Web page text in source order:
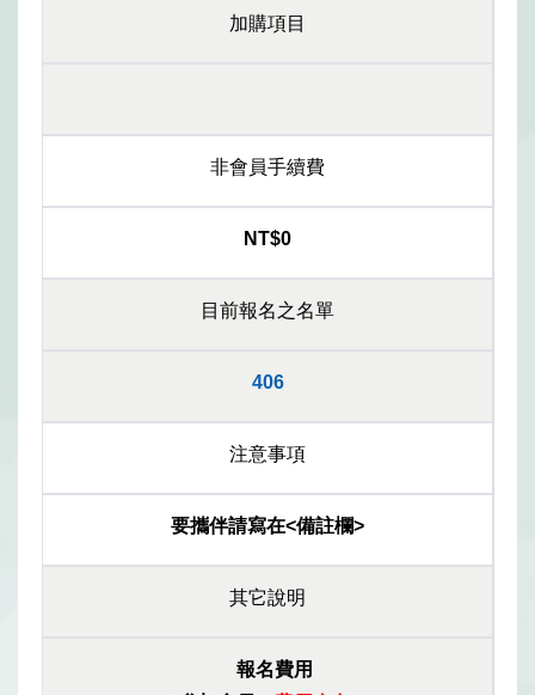
加購項目
非會員手續費
NT$0
目前報名之名單
406
注意事項
要攜伴請寫在<備註欄>
其它說明
報名費用